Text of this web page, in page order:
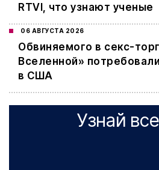
RTVI, что узнают ученые
06 АВГУСТА 2026
Обвиняемого в секс-
Вселенной»
в США
Узнай